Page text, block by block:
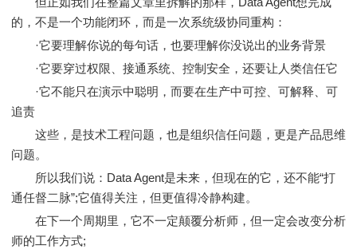
的，不是一个功能闭环，而是一次系统级协同重构：
·它要理解你说的每句话，也要理解你没说出的业务背景
·它要穿过权限、接通系统、控制安全，还要让人类信任它
·它不能只在演示中聪明，而要在生产中可控、可解释、可
追责
这些，是技术工程问题，也是组织信任问题，更是产品思维
问题。
所以我们说：Data Agent是未来，但现在的它，还不能“打
通任督二脉”;它值得关注，但更值得冷静构建。
在下一个周期里，它不一定颠覆分析师，但一定会改变分析
师的工作方式;